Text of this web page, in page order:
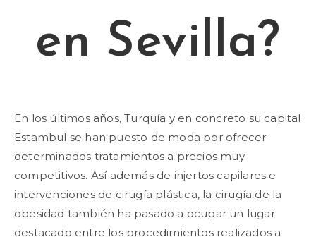
en Sevilla?
En los últimos años, Turquía y en concreto su capital
Estambul se han puesto de moda por ofrecer
determinados tratamientos a precios muy
competitivos. Así además de injertos capilares e
intervenciones de cirugía plástica, la cirugía de la
obesidad también ha pasado a ocupar un lugar
destacado entre los procedimientos realizados a